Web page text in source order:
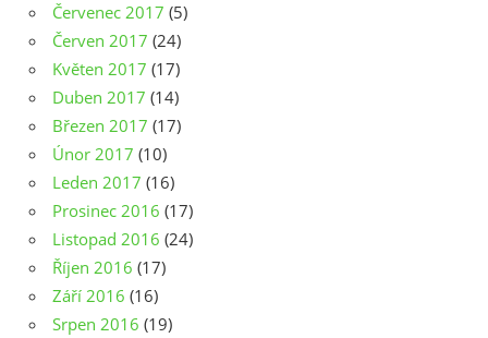
Červenec 2017 (5)
Červen 2017 (24)
Květen 2017 (17)
Duben 2017 (14)
Březen 2017 (17)
Únor 2017 (10)
Leden 2017 (16)
Prosinec 2016 (17)
Listopad 2016 (24)
Říjen 2016 (17)
Září 2016 (16)
Srpen 2016 (19)